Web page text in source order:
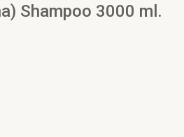
Shampoo 3000 ml.